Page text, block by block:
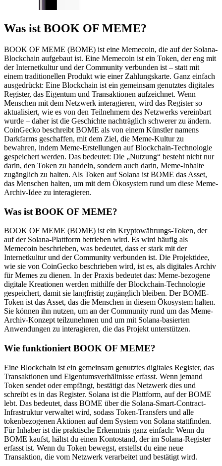
Was ist BOOK OF MEME?
BOOK OF MEME (BOME) ist eine Memecoin, die auf der Solana-
Blockchain aufgebaut ist. Eine Memecoin ist ein Token, der eng mit
der Internetkultur und der Community verbunden ist – statt mit
einem traditionellen Produkt wie einer Zahlungskarte. Ganz einfach
ausgedrückt: Eine Blockchain ist ein gemeinsam genutztes digitales
Register, das Eigentum und Transaktionen aufzeichnet. Wenn
Menschen mit dem Netzwerk interagieren, wird das Register so
aktualisiert, wie es von den Teilnehmern des Netzwerks vereinbart
wurde – daher ist die Geschichte nachträglich schwerer zu ändern.
CoinGecko beschreibt BOME als von einem Künstler namens
Darkfarms geschaffen, mit dem Ziel, die Meme-Kultur zu
bewahren, indem Meme-Erstellungen auf Blockchain-Technologie
gespeichert werden. Das bedeutet: Die „Nutzung“ besteht nicht nur
darin, den Token zu handeln, sondern auch darin, Meme-Inhalte
zugänglich zu halten. Als Token auf Solana ist BOME das Asset,
das Menschen halten, um mit dem Ökosystem rund um diese Meme-
Archiv-Idee zu interagieren.
Was ist BOOK OF MEME?
BOOK OF MEME (BOME) ist ein Kryptowährungs-Token, der
auf der Solana-Plattform betrieben wird. Es wird häufig als
Memecoin beschrieben, was bedeutet, dass er stark mit der
Internetkultur und der Community verbunden ist. Die Projektidee,
wie sie von CoinGecko beschrieben wird, ist es, als digitales Archiv
für Memes zu dienen. In der Praxis bedeutet das: Meme-bezogene
digitale Kreationen werden mithilfe der Blockchain-Technologie
gespeichert, damit sie langfristig zugänglich bleiben. Der BOME-
Token ist das Asset, das die Menschen in diesem Ökosystem halten.
Sie können ihn nutzen, um an der Community rund um das Meme-
Archiv-Konzept teilzunehmen und um mit Solana-basierten
Anwendungen zu interagieren, die das Projekt unterstützen.
Wie funktioniert BOOK OF MEME?
Eine Blockchain ist ein gemeinsam genutztes digitales Register, das
Transaktionen und Eigentumsverhältnisse erfasst. Wenn jemand
Token sendet oder empfängt, bestätigt das Netzwerk dies und
schreibt es in das Register. Solana ist die Plattform, auf der BOME
lebt. Das bedeutet, dass BOME über die Solana-Smart-Contract-
Infrastruktur verwaltet wird, sodass Token-Transfers und alle
tokenbezogenen Aktionen auf dem System von Solana stattfinden.
Für Inhaber ist die praktische Erkenntnis ganz einfach: Wenn du
BOME kaufst, hältst du einen Kontostand, der im Solana-Register
erfasst ist. Wenn du Token bewegst, erstellst du eine neue
Transaktion, die vom Netzwerk verarbeitet und bestätigt wird.